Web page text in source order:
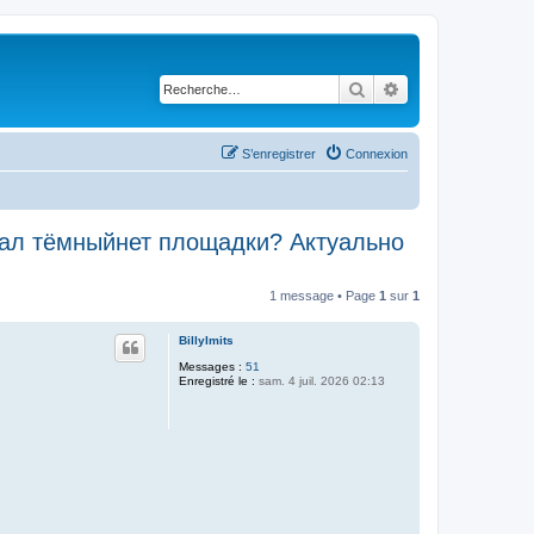
Rechercher
Connexion
S’enregistrer
тёмныйнет площадки? Актуально
1 message • Page 1 sur 1
BillyImits
Messages : 51
Enregistré le : sam. 4 juil. 2026 02:13